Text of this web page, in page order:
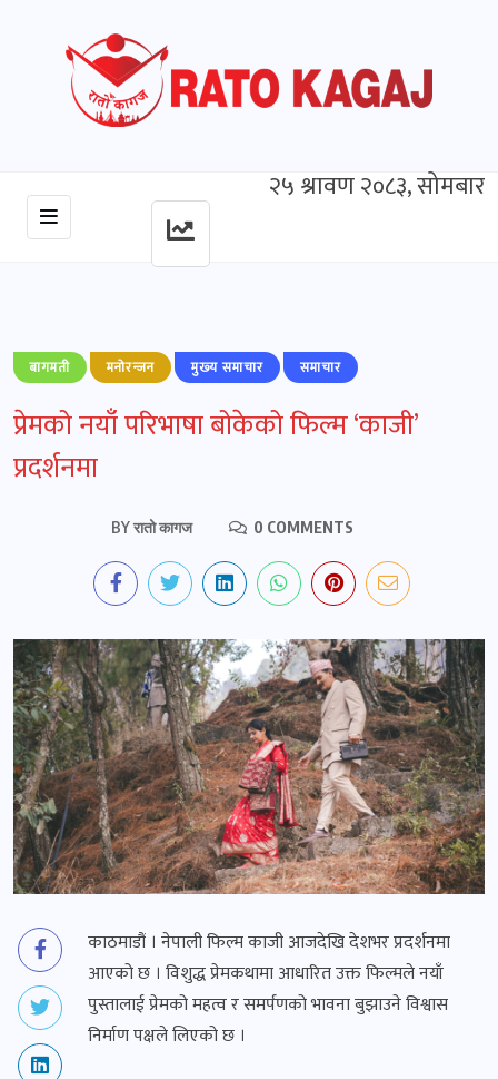
२५ श्रावण २०८३, सोमबार
बागमती मनोरन्जन मुख्‍य समाचार समाचार
प्रेमको नयाँ परिभाषा बोकेको फिल्म ‘काजी’
प्रदर्शनमा
BYरातो कागज 0 COMMENTS
काठमाडौं । नेपाली फिल्म काजी आजदेखि देशभर प्रदर्शनमा
आएको छ । विशुद्ध प्रेमकथामा आधारित उक्त फिल्मले नयाँ
पुस्तालाई प्रेमको महत्व र समर्पणको भावना बुझाउने विश्वास
निर्माण पक्षले लिएको छ ।